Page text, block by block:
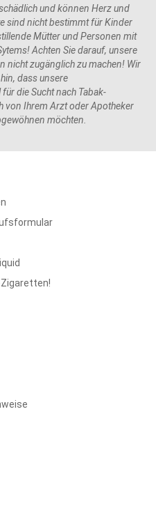
und können Herz und
sind nicht bestimmt für Kinder
Mütter und Personen mit
Achten Sie darauf, unsere
nicht zugänglich zu machen! Wir
dass unsere
die Sucht nach Tabak-
von Ihrem Arzt oder Apotheker
möchten.
Zigaretten!